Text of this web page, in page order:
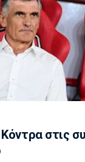
Τόνι Πάρκερ
Βαγγέλη
ο
στις